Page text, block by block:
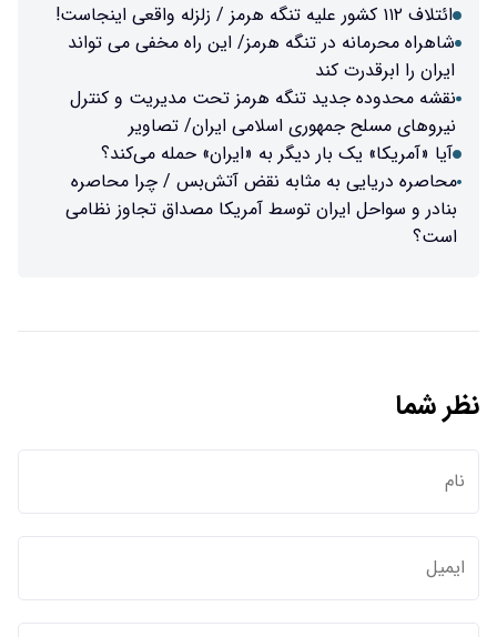
ائتلاف ۱۱۲ کشور علیه تنگه هرمز / زلزله واقعی اینجاست!
شاهراه محرمانه در تنگه هرمز/ این راه مخفی می تواند
ایران را ابرقدرت کند
نقشه محدوده جدید تنگه هرمز تحت مدیریت و کنترل
نیرو‌های مسلح جمهوری اسلامی ایران/ تصاویر
آیا «آمریکا» یک بار دیگر به «ایران» حمله می‌کند؟
محاصره دریایی به مثابه نقض آتش‌بس / چرا محاصره
بنادر و سواحل ایران توسط آمریکا مصداق تجاوز نظامی
است؟
نظر شما